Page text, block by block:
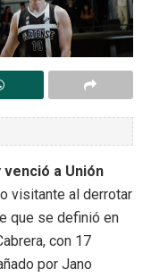
a Unión
visitante al derrotar
que se definió en
con 17
por Jano